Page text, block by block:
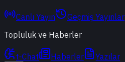
Canlı Yayın Geçmiş Yayınlar
Topluluk ve Haberler
t-Chat Haberler Yazılar